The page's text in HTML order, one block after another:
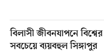
বিলাসী জীবনযাপনে বিশ্বের
সবচেয়ে ব্যয়বহুল সিঙ্গাপুর